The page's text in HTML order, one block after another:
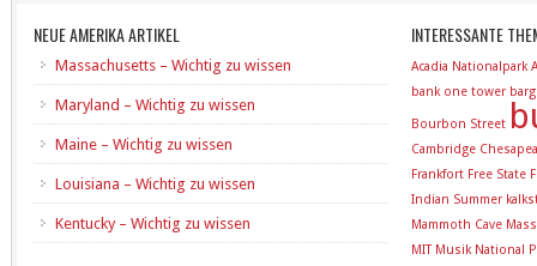
NEUE AMERIKA ARTIKEL
Massachusetts – Wichtig zu wissen
Maryland – Wichtig zu wissen
Maine – Wichtig zu wissen
Louisiana – Wichtig zu wissen
Kentucky – Wichtig zu wissen
INTERESSANTE
Acadia Nationalpark
bank one tower
Bourbon Street
Cambridge
Frankfort Free State
Indian Summer
Mammoth Cave
MIT Musik National